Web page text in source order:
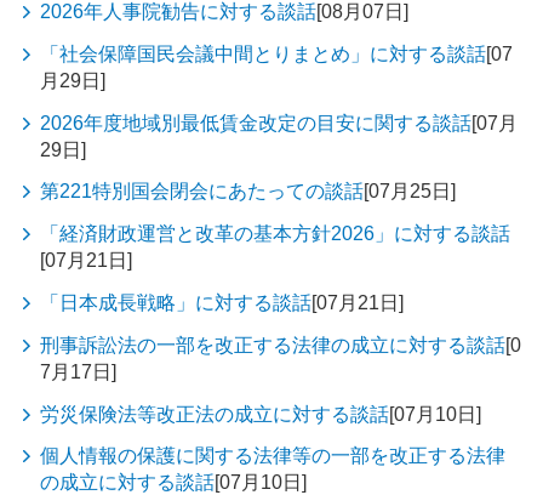
2026年人事院勧告に対する談話[08月07日]
「社会保障国民会議中間とりまとめ」に対する談話[07
月29日]
2026年度地域別最低賃金改定の目安に関する談話[07月
29日]
第221特別国会閉会にあたっての談話[07月25日]
「経済財政運営と改革の基本方針2026」に対する談話
[07月21日]
「日本成長戦略」に対する談話[07月21日]
刑事訴訟法の一部を改正する法律の成立に対する談話[0
7月17日]
労災保険法等改正法の成立に対する談話[07月10日]
個人情報の保護に関する法律等の一部を改正する法律
の成立に対する談話[07月10日]